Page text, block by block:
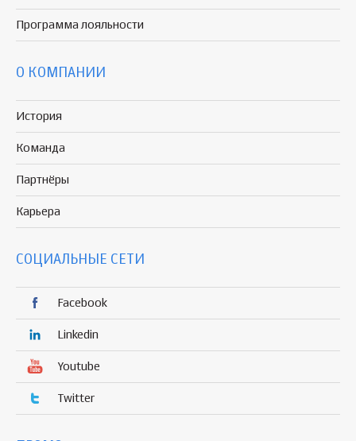
Программа лояльности
О КОМПАНИИ
История
Команда
Партнёры
Карьера
СОЦИАЛЬНЫЕ СЕТИ
Facebook
Linkedin
Youtube
Twitter